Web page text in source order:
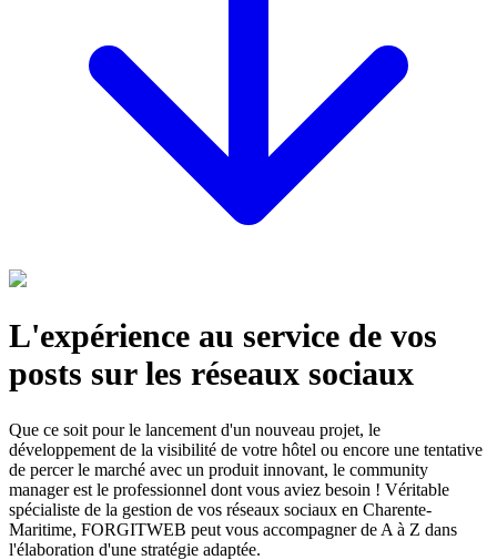
L'expérience au service de vos
posts sur les réseaux sociaux
Que ce soit pour le lancement d'un nouveau projet, le
développement de la visibilité de votre hôtel ou encore une tentative
de percer le marché avec un produit innovant, le community
manager est le professionnel dont vous aviez besoin ! Véritable
spécialiste de la gestion de vos réseaux sociaux en Charente-
Maritime, FORGITWEB peut vous accompagner de A à Z dans
l'élaboration d'une stratégie adaptée.